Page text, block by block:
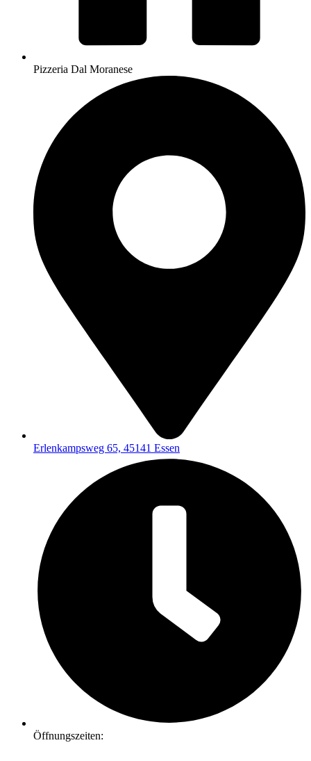
Pizzeria Dal Moranese
Erlenkampsweg 65, 45141 Essen
Öffnungszeiten: